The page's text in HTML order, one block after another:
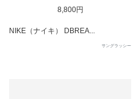
8,800円
NIKE（ナイキ） DBREA...
サングラッシー